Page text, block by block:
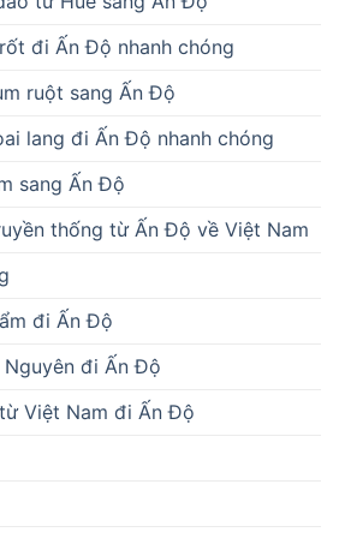
đi Ấn Độ nhanh chóng
ruột sang Ấn Độ
lang đi Ấn Độ nhanh chóng
sang Ấn Độ
thống từ Ấn Độ về Việt Nam
đi Ấn Độ
Nguyên đi Ấn Độ
Việt Nam đi Ấn Độ